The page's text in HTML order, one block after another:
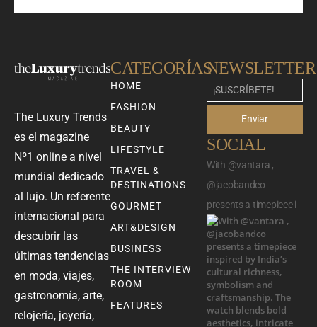
The Luxury Trends
es el magazine
Nº1 online a nivel
mundial dedicado
al lujo. Un referente
internacional para
descubrir las
últimas tendencias
en moda, viajes,
gastronomía, arte,
relojería, joyería,
CATEGORÍAS
HOME
FASHION
BEAUTY
LIFESTYLE
TRAVEL &
DESTINATIONS
GOURMET
ART&DESIGN
BUSINESS
THE INTERVIEW
ROOM
FEATURES
NEWSLETTER
Enviar
SOCIAL
With @vantara ,
@jacobandco
presents a timepiece i